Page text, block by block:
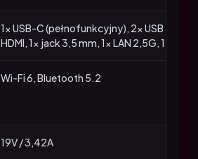
1× USB-C (pełnofunkcyjny), 2× USB 2.0,
HDMI, 1× jack 3,5 mm, 1× LAN 2,5G, 1× DC-
Wi-Fi 6, Bluetooth 5.2
19V / 3,42A